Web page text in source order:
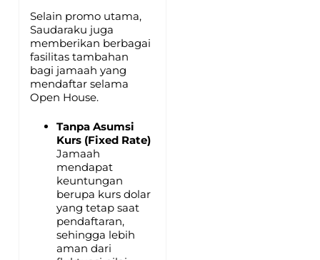
Selain promo utama,
Saudaraku juga
memberikan berbagai
fasilitas tambahan
bagi jamaah yang
mendaftar selama
Open House.
Tanpa Asumsi
Kurs (Fixed Rate)
Jamaah
mendapat
keuntungan
berupa kurs dolar
yang tetap saat
pendaftaran,
sehingga lebih
aman dari